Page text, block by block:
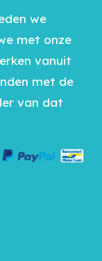
we
met onze
vanuit
met de
van dat